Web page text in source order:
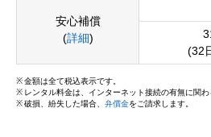
安心補償
(詳細)
(32
金額は全て税込表示です。
レンタル料金は、インターネット接続の有無に関わ
破損、紛失した場合、 弁償金をご請求します。